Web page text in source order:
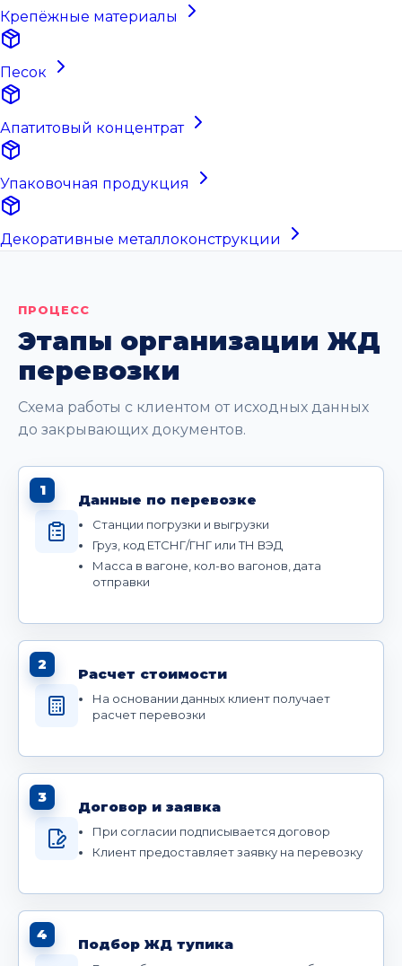
Крепёжные материалы
Песок
Апатитовый концентрат
Упаковочная продукция
Декоративные металлоконструкции
ПРОЦЕСС
Этапы организации ЖД
перевозки
Схема работы с клиентом от исходных данных
до закрывающих документов.
1
Данные по перевозке
Станции погрузки и выгрузки
Груз, код ЕТСНГ/ГНГ или ТН ВЭД
Масса в вагоне, кол-во вагонов, дата
отправки
2
Расчет стоимости
На основании данных клиент получает
расчет перевозки
3
Договор и заявка
При согласии подписывается договор
Клиент предоставляет заявку на перевозку
4
Подбор ЖД тупика